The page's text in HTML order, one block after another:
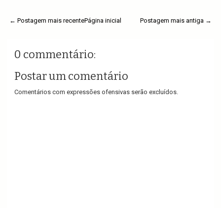
← Postagem mais recente Postagem mais antiga →
Página inicial
0 commentário:
Postar um comentário
Comentários com expressões ofensivas serão excluídos.